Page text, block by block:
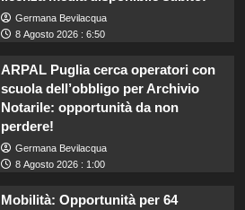
Germana Bevilacqua
8 Agosto 2026 : 6:50
ARPAL Puglia cerca operatori con
scuola dell’obbligo per Archivio
Notarile: opportunità da non
perdere!
Germana Bevilacqua
8 Agosto 2026 : 1:00
Mobilità: Opportunità per 64